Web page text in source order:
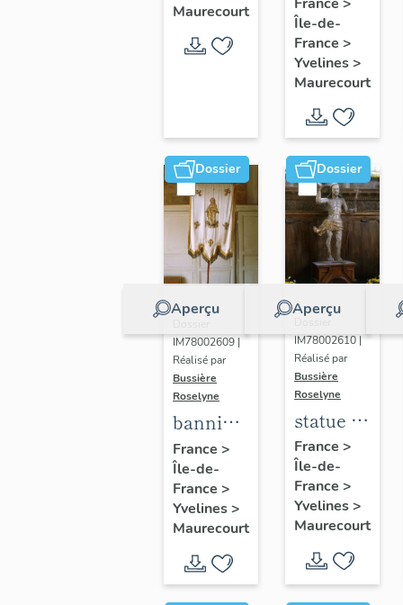
Maurecourt
procession
: Jeanne
d'Arc
Île-de-
France >
Yvelines>
Maurecourt
Dossier
Aperçu
IM78002609 |
Réalisé par
Bussière
Roselyne
bannière
de
procession
:
Immaculée
Conception
France >
Île-de-
France >
Yvelines>
Maurecourt
Dossier
Aperçu
IM78002610 |
Réalisé par
Bussière
Roselyne
statue :
Christ
glorieux
France >
Île-de-
France >
Yvelines>
Maurecourt